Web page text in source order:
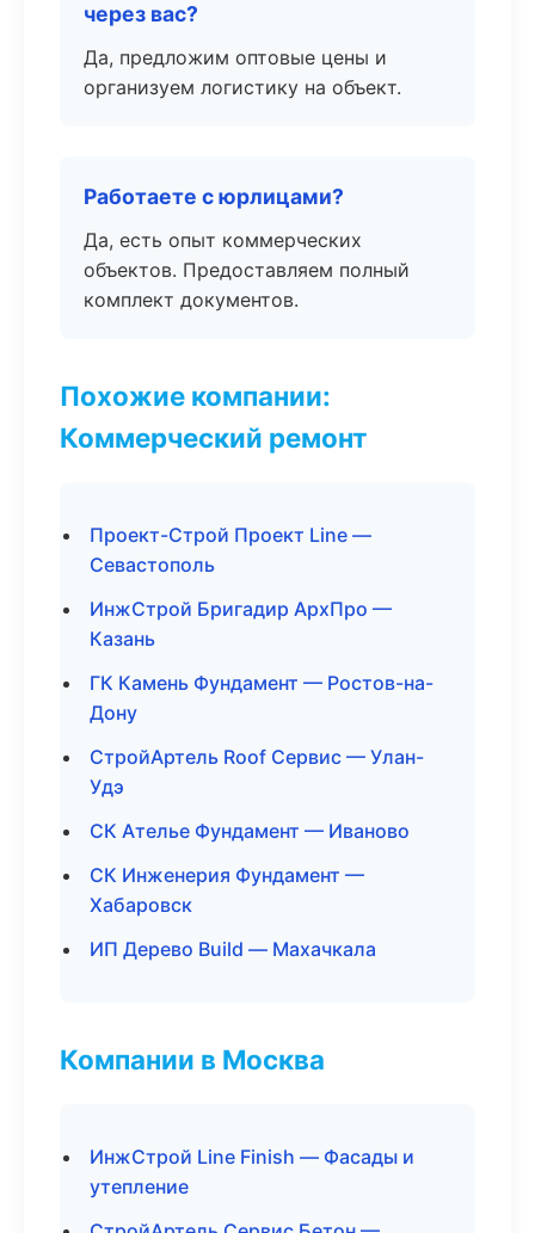
через вас?
Да, предложим оптовые цены и
организуем логистику на объект.
Работаете с юрлицами?
Да, есть опыт коммерческих
объектов. Предоставляем полный
комплект документов.
Похожие компании:
Коммерческий ремонт
Проект-Строй Проект Line —
Севастополь
ИнжСтрой Бригадир АрхПро —
Казань
ГК Камень Фундамент — Ростов-на-
Дону
СтройАртель Roof Сервис — Улан-
Удэ
СК Ателье Фундамент — Иваново
СК Инженерия Фундамент —
Хабаровск
ИП Дерево Build — Махачкала
Компании в Москва
ИнжСтрой Line Finish — Фасады и
утепление